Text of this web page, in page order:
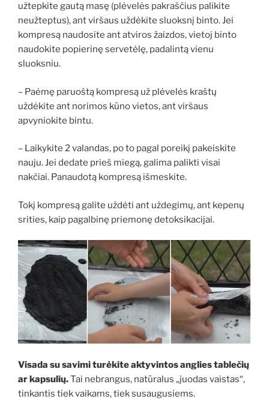
užtepkite gautą masę (plėvelės pakraščius palikite
neužteptus), ant viršaus uždėkite sluoksnį binto. Jei
kompresą naudosite ant atviros žaizdos, vietoj binto
naudokite popierinę servetėlę, padalintą vienu
sluoksniu.
– Paėmę paruoštą kompresą už plėvelės kraštų
uždėkite ant norimos kūno vietos, ant viršaus
apvyniokite bintu.
– Laikykite 2 valandas, po to pagal poreikį pakeiskite
nauju. Jei dedate prieš miegą, galima palikti visai
nakčiai. Panaudotą kompresą išmeskite.
Tokį kompresą galite uždėti ant uždegimų, ant kepenų
srities, kaip pagalbinę priemonę detoksikacijai.
Visada su savimi turėkite aktyvintos anglies tablečių
ar kapsulių.Tai nebrangus, natūralus „juodas vaistas“,
tinkantis tiek vaikams, tiek susaugusiems.